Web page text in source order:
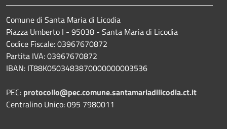
Comune di Santa Maria di Licodia
Piazza Umberto I - 95038 - Santa Maria di Licodia
Codice Fiscale: 03967670872
Partita IVA: 03967670872
IBAN: IT88K0503483870000000003536
PEC: protocollo@pec.comune.santamariadilicodia.ct.it
Centralino Unico: 095 7980011